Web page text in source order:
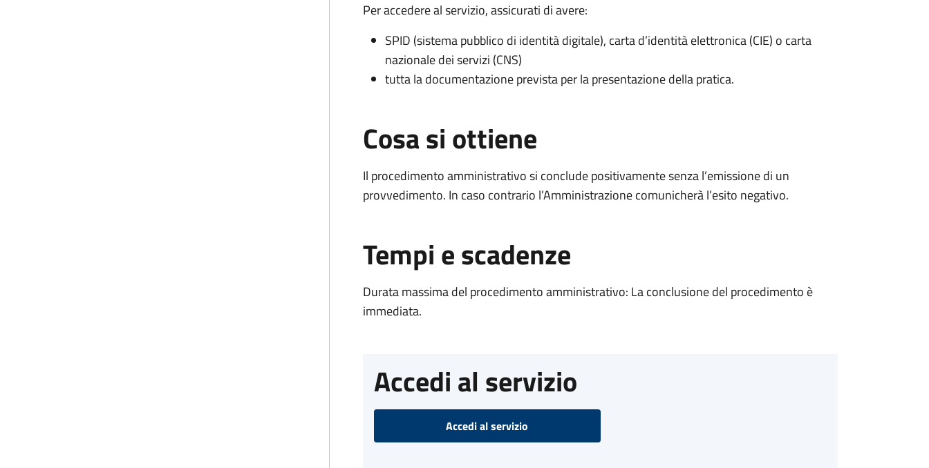
Per accedere al servizio, assicurati di avere:
SPID (sistema pubblico di identità digitale), carta d’identità elettronica (CIE) o carta
nazionale dei servizi (CNS)
tutta la documentazione prevista per la presentazione della pratica.
Cosa si ottiene
Il procedimento amministrativo si conclude positivamente senza l’emissione di un
provvedimento. In caso contrario l’Amministrazione comunicherà l’esito negativo.
Tempi e scadenze
Durata massima del procedimento amministrativo: La conclusione del procedimento è
immediata.
Accedi al servizio
Accedi al servizio